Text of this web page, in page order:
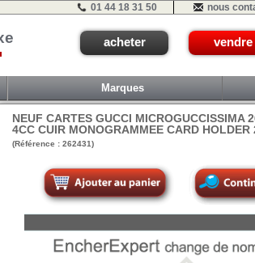
01 44 18 31 50 nous
acheter vendre
Marques
NEUF CARTES GUCCI MICROGUCCISSIMA
4CC CUIR MONOGRAMMEE CARD HOLDER
(Référence : 262431)